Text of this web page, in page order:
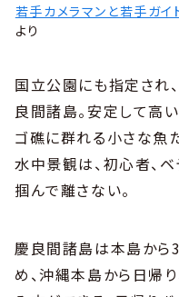
若手カメラマンと若手ガ
より
国立公園にも指定され
良間諸島。安定して高
ゴ礁に群れる小さな魚
水中景観は、初心者、
掴んで離さない。
慶良間諸島は本島から
め、沖縄本島から日帰